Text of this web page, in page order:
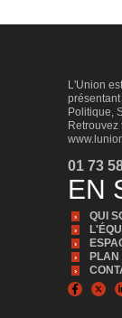
L'Union
Politique,
01 73
EN
QUI
PLAN